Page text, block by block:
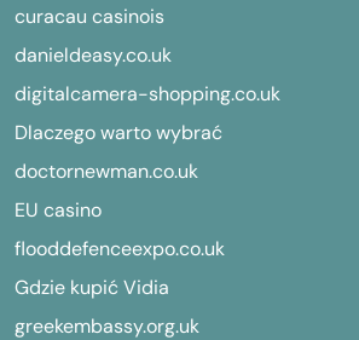
curacau casinois
danieldeasy.co.uk
digitalcamera-shopping.co.uk
Dlaczego warto wybrać
doctornewman.co.uk
EU casino
flooddefenceexpo.co.uk
Gdzie kupić Vidia
greekembassy.org.uk